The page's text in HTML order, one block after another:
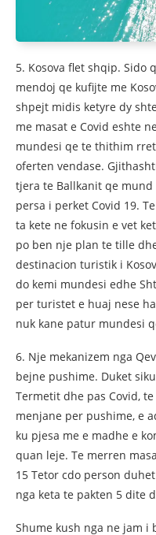
5. Kosova flet shqip. Sido
mendoj qe kufijte me
shpejt midis ketyre dy
me masat e Covid eshte
mundesi qe te thithim
oferten vendase.
tjera te Ballkanit qe
persa i perket Covid 19.
ta kete ne fokusin e vet
po ben nje plan te tille
destinacion turistik i
do kemi mundesi edhe
per turistet e huaj nese
nuk kane patur mundesi
6. Nje mekanizem nga
bejne pushime. Duket
Termetit dhe pas Covid,
menjane per pushime, e
ku pjesa me e madhe e
quan leje. Te merren
15 Tetor cdo person
nga keta te pakten 5 dite
Shume kush nga ne jam